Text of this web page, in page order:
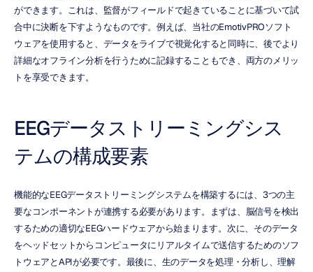
ができます。これは、監督がフィールドで起きていることに基づいて試
合中に決断を下すようなものです。例えば、当社のEmotivPROソフト
ウェアを使用すると、データをライブで視覚化すると同時に、後でより
詳細なオフライン分析を行うために記録することもでき、両方のメリッ
トを享受できます。
EEGデータストリーミングシス
テムの構成要素
機能的なEEGデータストリーミングシステムを構築するには、3つの主
要なコンポーネントが連携する必要があります。まずは、脳信号を検出
するための適切なEEGハードウェアから始まります。次に、そのデータ
をヘッドセットからコンピュータにリアルタイムで送信するためのソフ
トウェアとAPIが必要です。最後に、生のデータを処理・分析し、理解